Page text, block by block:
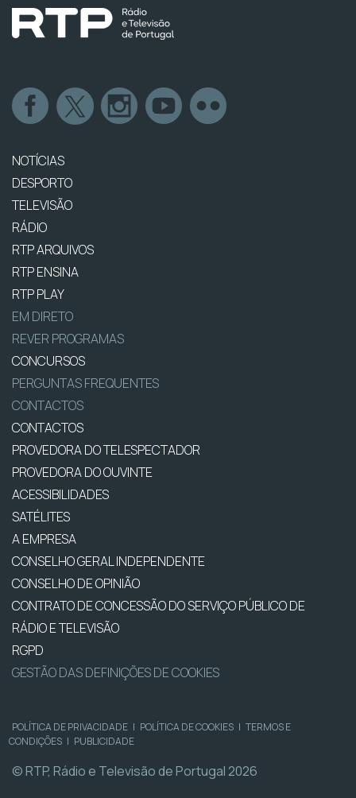
NOTÍCIAS
DESPORTO
TELEVISÃO
RÁDIO
RTP ARQUIVOS
RTP ENSINA
RTP PLAY
EM DIRETO
REVER PROGRAMAS
CONCURSOS
PERGUNTAS FREQUENTES
CONTACTOS
CONTACTOS
PROVEDORA DO TELESPECTADOR
PROVEDORA DO OUVINTE
ACESSIBILIDADES
SATÉLITES
A EMPRESA
CONSELHO GERAL INDEPENDENTE
CONSELHO DE OPINIÃO
CONTRATO DE CONCESSÃO DO SERVIÇO PÚBLICO DE
RÁDIO E TELEVISÃO
RGPD
GESTÃO DAS DEFINIÇÕES DE COOKIES
POLÍTICA DE PRIVACIDADE | POLÍTICA DE COOKIES | TERMOS E
CONDIÇÕES | PUBLICIDADE
© RTP, Rádio e Televisão de Portugal 2026